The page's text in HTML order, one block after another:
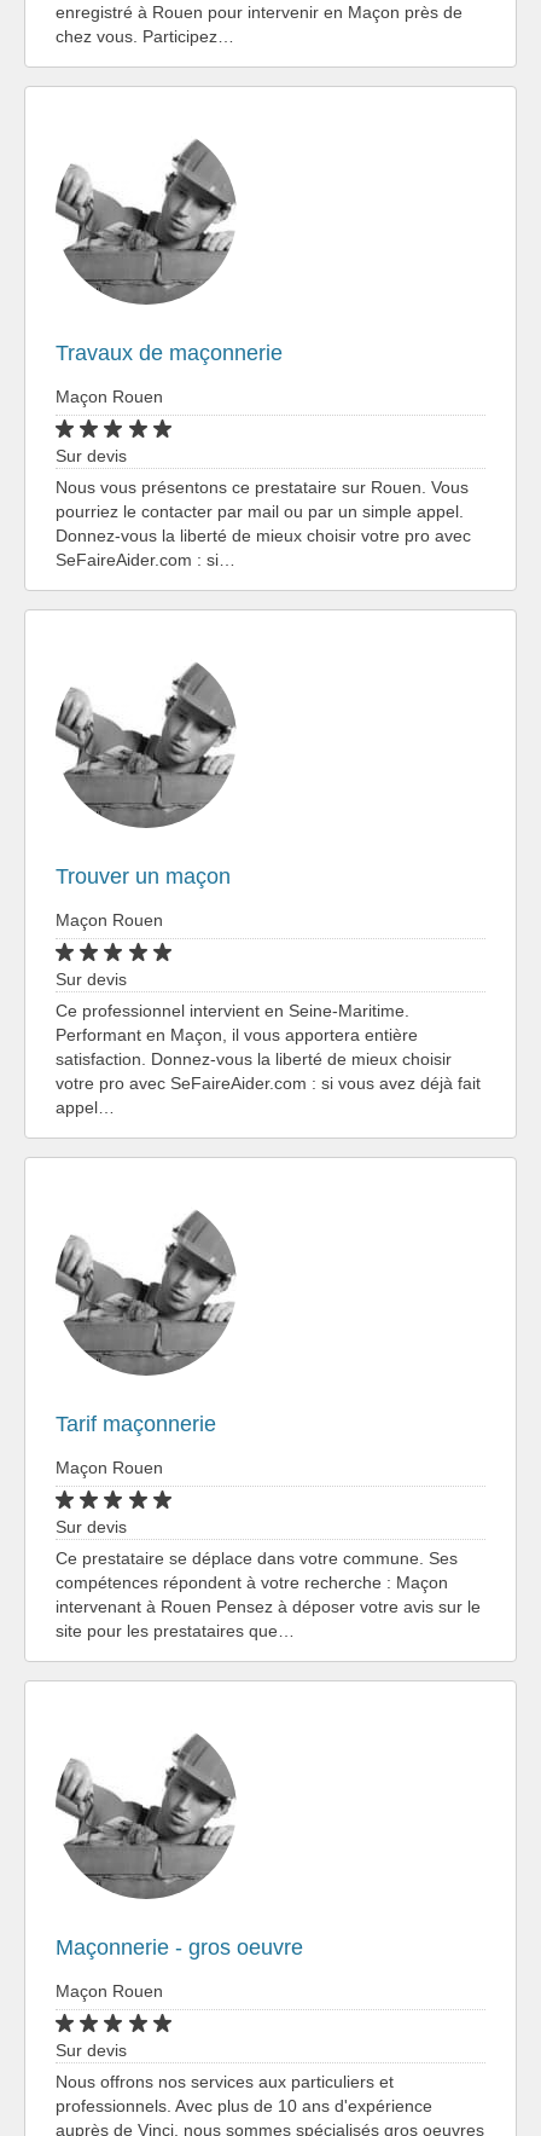
enregistré à Rouen pour intervenir en Maçon près de
chez vous. Participez…
Travaux de maçonnerie
Maçon Rouen
Sur devis
Nous vous présentons ce prestataire sur Rouen. Vous
pourriez le contacter par mail ou par un simple appel.
Donnez-vous la liberté de mieux choisir votre pro avec
SeFaireAider.com : si…
Trouver un maçon
Maçon Rouen
Sur devis
Ce professionnel intervient en Seine-Maritime.
Performant en Maçon, il vous apportera entière
satisfaction. Donnez-vous la liberté de mieux choisir
votre pro avec SeFaireAider.com : si vous avez déjà fait
appel…
Tarif maçonnerie
Maçon Rouen
Sur devis
Ce prestataire se déplace dans votre commune. Ses
compétences répondent à votre recherche : Maçon
intervenant à Rouen Pensez à déposer votre avis sur le
site pour les prestataires que…
Maçonnerie - gros oeuvre
Maçon Rouen
Sur devis
Nous offrons nos services aux particuliers et
professionnels. Avec plus de 10 ans d'expérience
auprès de Vinci, nous sommes spécialisés gros oeuvres